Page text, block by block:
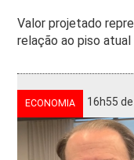
Valor projetado
relação ao piso atual
ECONOMIA 16h55